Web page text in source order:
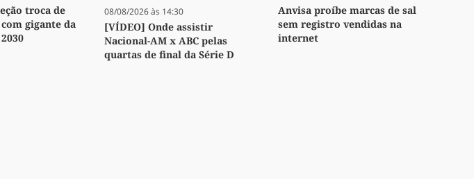
troca de
gigante da
08/08/2026 às 14:30
[VÍDEO] Onde assistir
Nacional-AM x ABC pelas
quartas de final da Série D
Anvisa proíbe marcas de sal
sem registro vendidas na
internet